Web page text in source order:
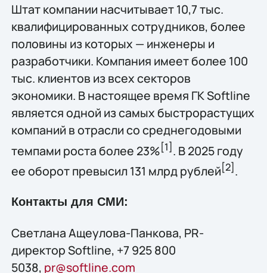
Штат компании насчитывает 10,7 тыс.
квалифицированных сотрудников, более
половины из которых — инженеры и
разработчики. Компания имеет более 100
тыс. клиентов из всех секторов
экономики. В настоящее время ГК Softline
является одной из самых быстрорастущих
компаний в отрасли со среднегодовыми
темпами роста более 23%[1] . В 2025 году
ее оборот превысил 131 млрд рублей[2] .
Контакты для СМИ:
Светлана Ащеулова-Панкова, PR-
директор Softline, +7 925 800
5038, pr@softline.com